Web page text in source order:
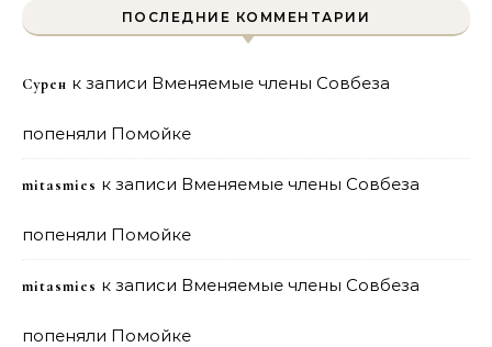
ПОСЛЕДНИЕ КОММЕНТАРИИ
Сурен к записи Вменяемые члены Совбеза
попеняли Помойке
mitasmies к записи Вменяемые члены Совбеза
попеняли Помойке
mitasmies к записи Вменяемые члены Совбеза
попеняли Помойке